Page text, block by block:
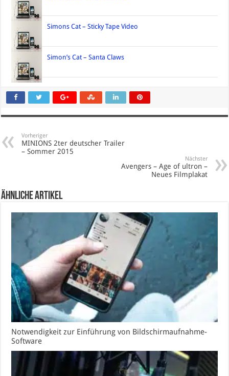
Simons Cat – Sticky Tape Video
Simon’s Cat – Santa Claws
Vorheriger
MINIONS 2ter deutscher Trailer
– Sommer 2015
Nächster
Avengers – Age of ultron –
Neues Filmplakat
Ähnliche Artikel
Notwendigkeit zur Einführung von Bildschirmaufnahme-
Software